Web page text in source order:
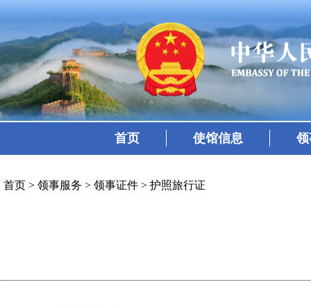
首页 使馆信息
首页 > 领事服务 > 领事证件 > 护照旅行证